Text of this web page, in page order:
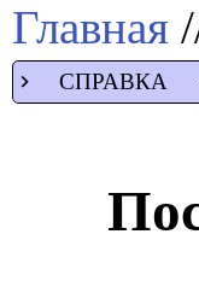
Главная
СПРАВКА